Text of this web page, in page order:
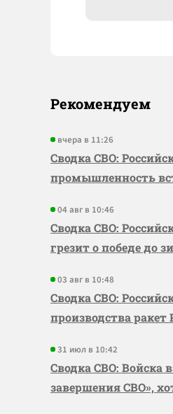
Рекомендуем
вчера в 11:26
Сводка СВО:
промышленность
04 авг в 10:46
Сводка СВО:
грезит о победе до
03 авг в 10:48
Сводка СВО:
производства
31 июл в 10:42
Сводка СВО: Войска
завершения СВО»,